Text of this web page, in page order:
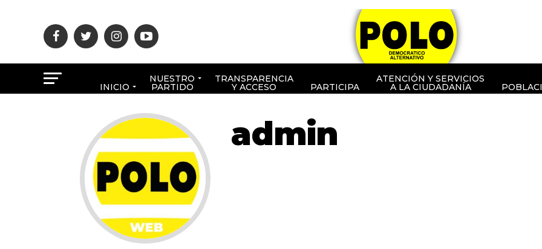
INICIO
NUESTRO
PARTIDO
TRANSPARENCIA
Y ACCESO PARTICIPA
ATENCIÓN Y SERVICIOS
A LA CIUDADANÍA
admin